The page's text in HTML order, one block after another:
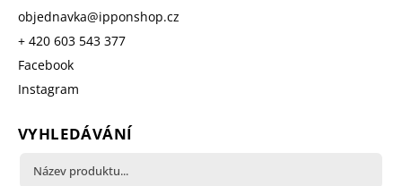
objednavka@ipponshop.cz
+ 420 603 543 377
Facebook
Instagram
VYHLEDÁVÁNÍ